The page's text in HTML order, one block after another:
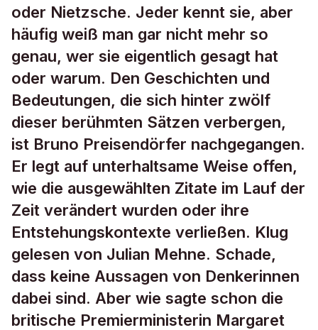
oder Nietzsche. Jeder kennt sie, aber
häufig weiß man gar nicht mehr so
genau, wer sie eigentlich gesagt hat
oder warum. Den Geschichten und
Bedeutungen, die sich hinter zwölf
dieser berühmten Sätzen verbergen,
ist Bruno Preisendörfer nachgegangen.
Er legt auf unterhaltsame Weise offen,
wie die ausgewählten Zitate im Lauf der
Zeit verändert wurden oder ihre
Entstehungskontexte verließen. Klug
gelesen von Julian Mehne. Schade,
dass keine Aussagen von Denkerinnen
dabei sind. Aber wie sagte schon die
britische Premierministerin Margaret